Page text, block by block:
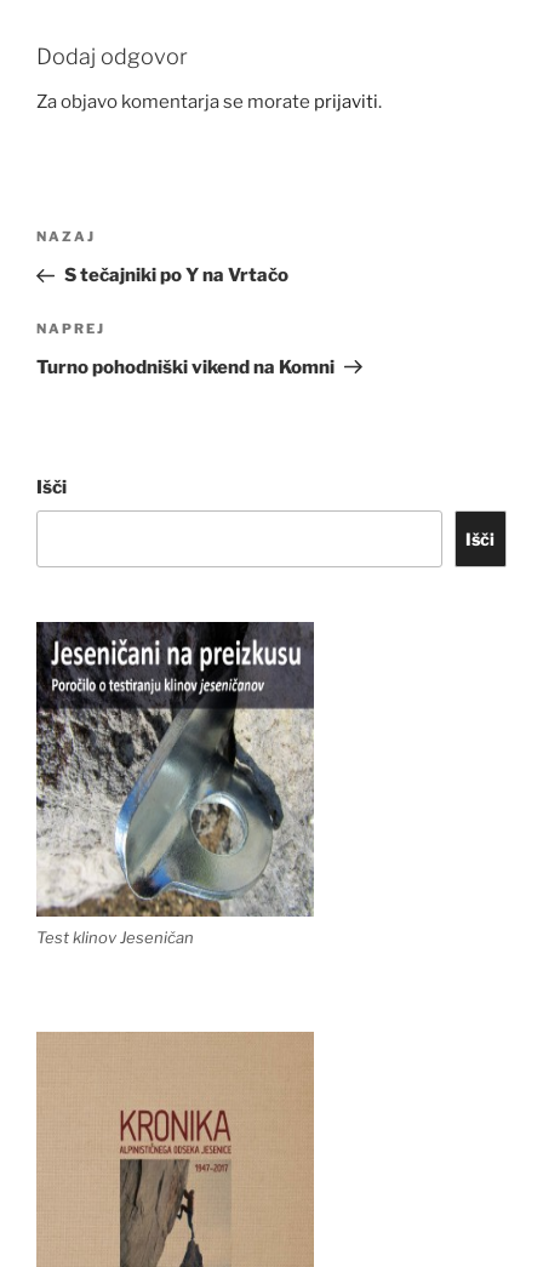
Dodaj odgovor
Za objavo komentarja se morate prijaviti.
Prejšnji
prispevek
NAZAJ
S tečajniki po Y na Vrtačo
Naslednji
prispevek
NAPREJ
Turno pohodniški vikend na Komni
Išči
Išči
Test klinov Jeseničan